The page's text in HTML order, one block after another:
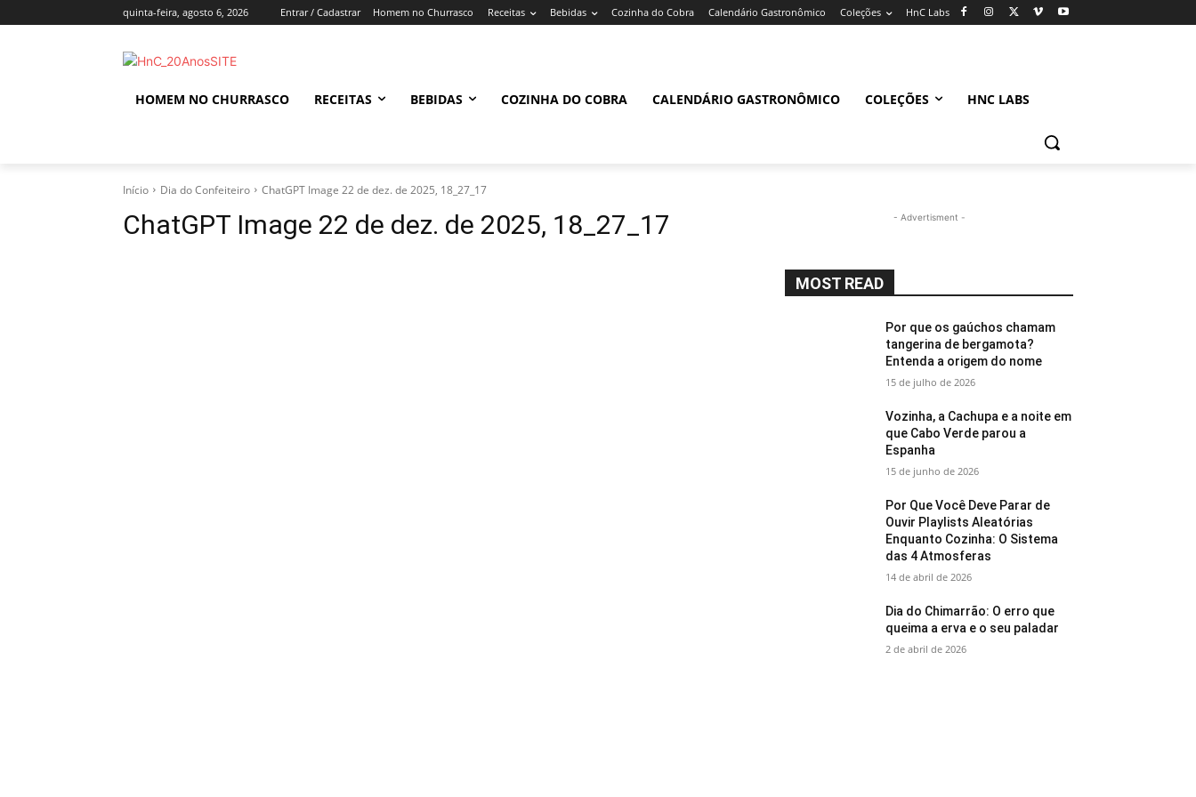
quinta-feira, agosto 6, 2026 Entrar / Cadastrar Homem no Churrasco Receitas Bebidas Cozinha do Cobra Calendário Gastronômico Coleções HnC Labs
HOMEM NO CHURRASCO RECEITAS BEBIDAS COZINHA DO COBRA CALENDÁRIO GASTRONÔMICO COLEÇÕES HNC LABS
Início Dia do Confeiteiro ChatGPT Image 22 de dez. de 2025, 18_27_17
ChatGPT Image 22 de dez. de 2025, 18_27_17 - Advertisment -
MOST READ
Por que os gaúchos chamam
tangerina de bergamota?
Entenda a origem do nome
15 de julho de 2026
Vozinha, a Cachupa e a noite em
que Cabo Verde parou a
Espanha
15 de junho de 2026
Por Que Você Deve Parar de
Ouvir Playlists Aleatórias
Enquanto Cozinha: O Sistema
das 4 Atmosferas
14 de abril de 2026
Dia do Chimarrão: O erro que
queima a erva e o seu paladar
2 de abril de 2026